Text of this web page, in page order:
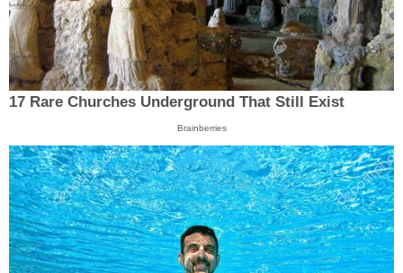
17 Rare Churches Underground That Still Exist
Brainberries